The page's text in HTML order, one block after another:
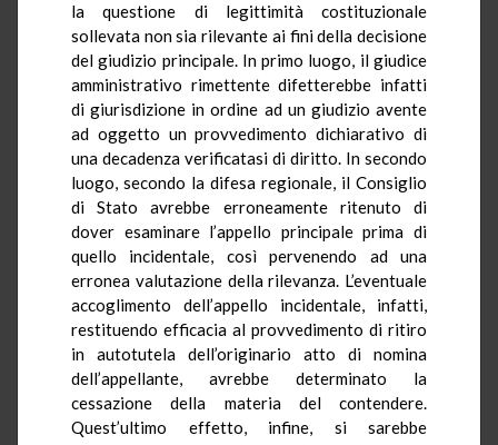
la questione di legittimità costituzionale
sollevata non sia rilevante ai fini della decisione
del giudizio principale. In primo luogo, il giudice
amministrativo rimettente difetterebbe infatti
di giurisdizione in ordine ad un giudizio avente
ad oggetto un provvedimento dichiarativo di
una decadenza verificatasi di diritto. In secondo
luogo, secondo la difesa regionale, il Consiglio
di Stato avrebbe erroneamente ritenuto di
dover esaminare l’appello principale prima di
quello incidentale, così pervenendo ad una
erronea valutazione della rilevanza. L’eventuale
accoglimento dell’appello incidentale, infatti,
restituendo efficacia al provvedimento di ritiro
in autotutela dell’originario atto di nomina
dell’appellante, avrebbe determinato la
cessazione della materia del contendere.
Quest’ultimo effetto, infine, si sarebbe